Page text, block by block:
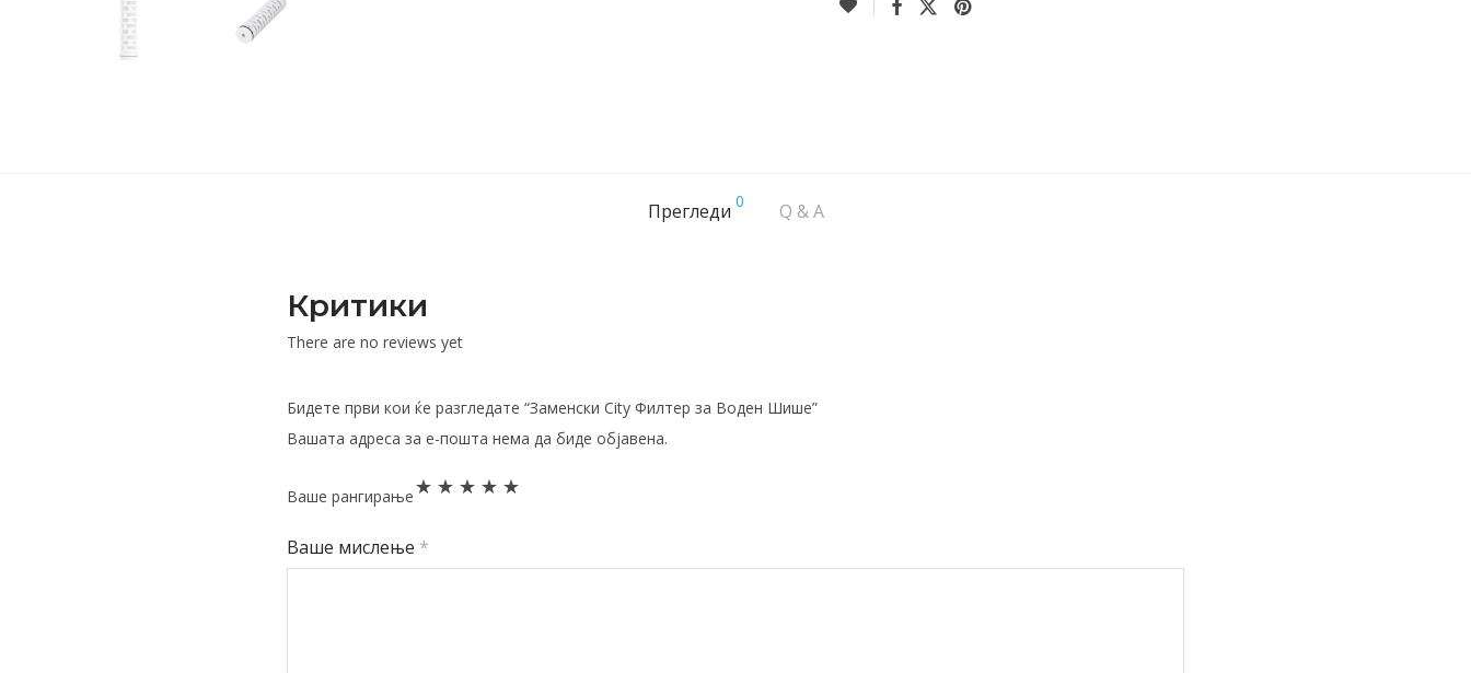
Прегледи 0 Q & A
Критики
There are no reviews yet
Бидете први кои ќе разгледате “Заменски City Филтер за Воден Шише”
Вашата адреса за е-пошта нема да биде објавена.
Ваше рангирање
Ваше мислење *